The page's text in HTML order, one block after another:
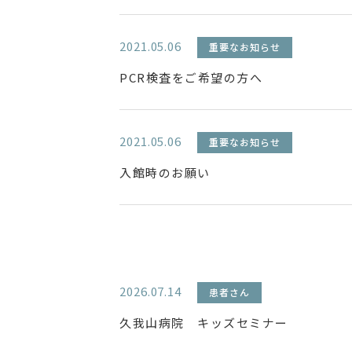
2021.05.06 重要なお知らせ
PCR検査をご希望の方へ
2021.05.06 重要なお知らせ
入館時のお願い
2026.07.14 患者さん
久我山病院 キッズセミナー